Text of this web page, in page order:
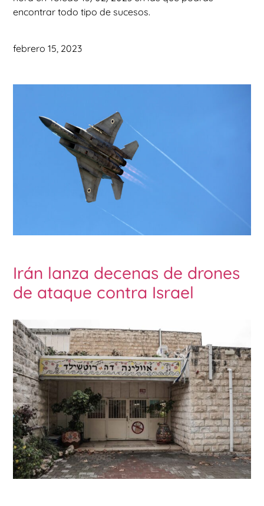
encontrar todo tipo de sucesos.
febrero 15, 2023
Irán lanza decenas de drones
de ataque contra Israel